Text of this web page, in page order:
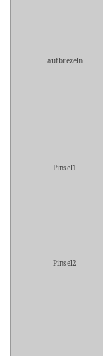
aufbrezeln
Pinsel1
Pinsel2